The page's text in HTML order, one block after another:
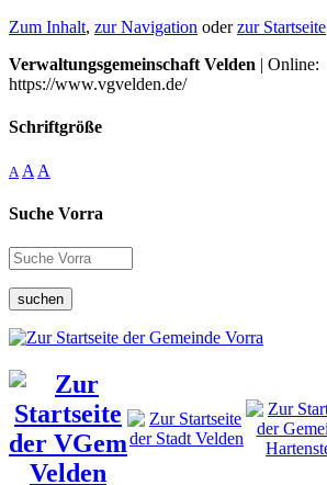
Zum Inhalt, zur Navigation oderzur Startseite
Verwaltungsgemeinschaft Velden | Online:
https://www.vgvelden.de/
Schriftgröße
A A A
Suche Vorra
suchen